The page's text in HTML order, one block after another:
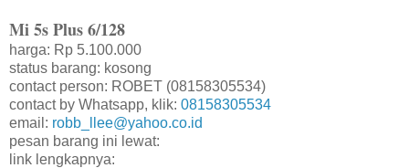
Mi 5s Plus 6/128
harga: Rp 5.100.000
status barang: kosong
contact person: ROBET (08158305534)
contact by Whatsapp, klik: 08158305534
email: robb_llee@yahoo.co.id
pesan barang ini lewat:
link lengkapnya: